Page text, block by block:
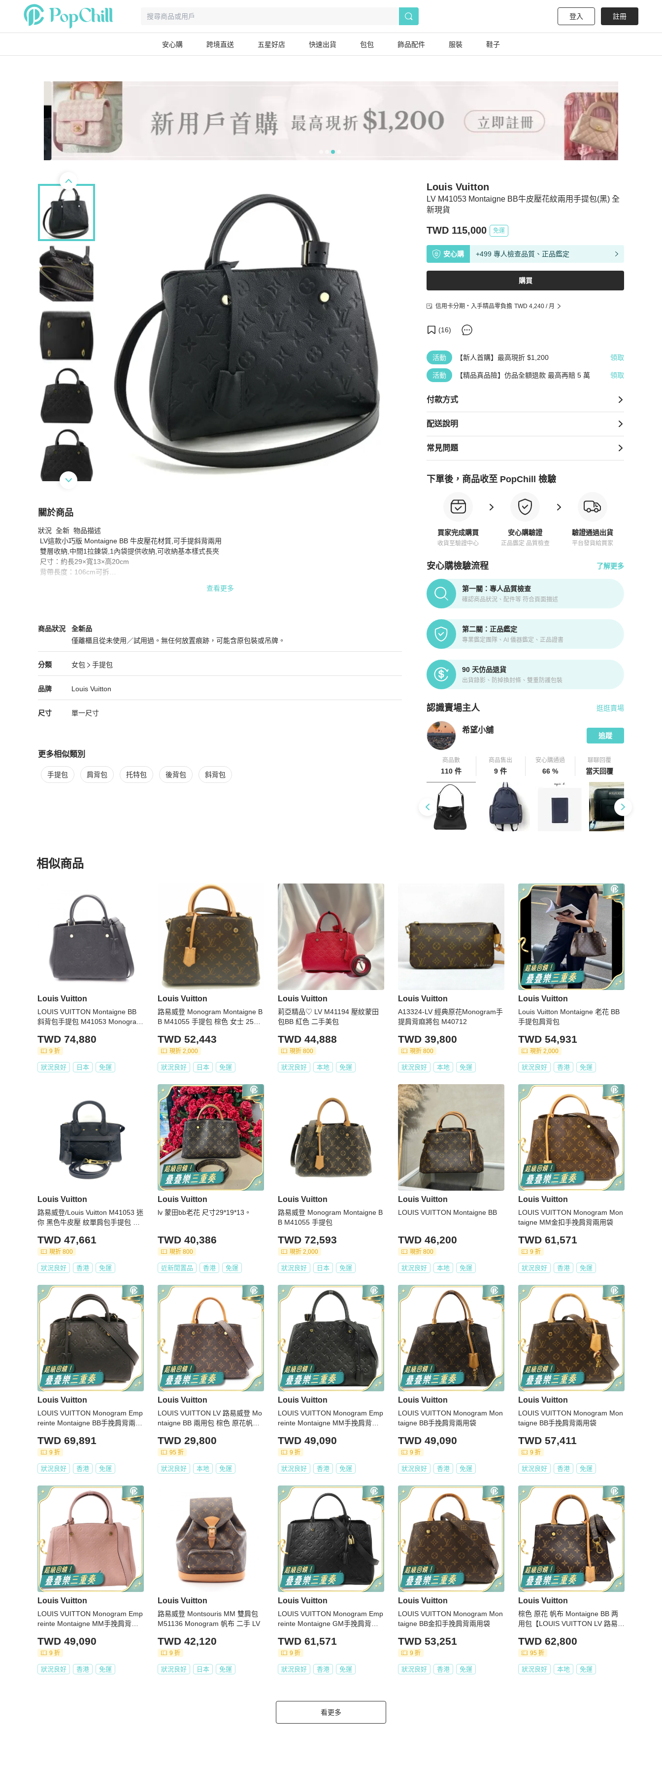
登入 註冊
安心購 跨境直送 五星好店 快速出貨 包包 飾品配件 服裝 鞋子
LV M41053 Montaigne BB牛皮壓花紋兩用手提包(黑) 全
新現貨
Louis Vuitton
TWD 115,000 免運
安心購 +499 專人檢查品質、正品鑑定
購買
信用卡分期・入手精品零負擔 TWD 4,240 / 月
(16)
活動 【新人首購】最高現折 $1,200 領取
活動 【精品真品險】仿品全額退款 最高再賠 5 萬 領取
付款方式
配送說明
常見問題
下單後，商品收至 PopChill 檢驗
買家完成購買
收貨至驗證中心
安心購驗證
正品鑑定 品質檢查
驗證通過出貨
平台發貨給買家
安心購檢驗流程 了解更多
PopChill拍拍圈正品驗證、安心購檢驗流程介紹
第一關：專人品質檢查
確認商品狀況、配件等 符合頁面描述
第二關：正品鑑定
專業鑑定團隊、AI 儀器鑑定、正品證書
90 天仿品退貨
出貨錄影、防掉換封條、雙重防護包裝
認識賣場主人
PopChill 拍拍圈嚴選賣家
逛逛賣場
希望小舖
追蹤
商品數
110 件
商品售出
9 件
安心購通過
66 %
聊聊回覆
當天回覆
關於商品
關於 LV M41053 Montaigne BB牛皮壓花紋兩用手提包(黑) 全新現貨
狀況  全新  物品描述
LV這款小巧版 Montaigne BB 牛皮壓花材質,可手提斜背兩用
雙層收納,中間1拉鍊袋,1內袋提供收納,可收納基本樣式長夾
尺寸：約長29×寬13×高20cm
背帶長度：106cm可拆
查看更多
商品狀況
Louis Vuitton女包商品狀態與細節
全新品
僅離櫃且從未使用／試用過。無任何放置痕跡，可能含原包裝或吊牌。
全新品
分類
Louis Vuitton女包 分類資訊
女包
手提包
女包/手提包推薦
品牌
Louis Vuitton精品女包品牌介紹
Louis Vuitton
Louis Vuitton推薦清單
尺寸 單一尺寸
更多相似類別
更多Louis Vuitton女包 相似商品推薦
手提包 肩背包 托特包 後背包 斜背包
相似商品
Louis Vuitton
LOUIS VUITTON Montaigne BB
斜背包手提包 M41053 Monogram
TWD 74,880
9 折
狀況良好 日本 免運
Louis Vuitton
路易威登 Monogram Montaigne B
B M41055 手提包 棕色 女士 2539
TWD 52,443
現折 2,000
狀況良好 日本 免運
Louis Vuitton
莉亞精品♡ LV M41194 壓紋蒙田
包BB 紅色 二手美包
TWD 44,888
現折 800
狀況良好 本地 免運
Louis Vuitton
A13324-LV 經典原花Monogram手
提肩背麻將包 M40712
TWD 39,800
現折 800
狀況良好 本地 免運
Louis Vuitton
Louis Vuitton Montaigne 老花 BB
手提包肩背包
TWD 54,931
現折 2,000
狀況良好 香港 免運
Louis Vuitton
路易威登/Louis Vuitton M41053 迷
你 黑色牛皮壓 紋單肩包手提包 金
TWD 47,661
現折 800
狀況良好 香港 免運
Louis Vuitton
lv 蒙田bb老花 尺寸29*19*13。
TWD 40,386
現折 800
近新閒置品 香港 免運
Louis Vuitton
路易威登 Monogram Montaigne B
B M41055 手提包
TWD 72,593
現折 2,000
狀況良好 日本 免運
Louis Vuitton
LOUIS VUITTON Montaigne BB
TWD 46,200
現折 800
狀況良好 本地 免運
Louis Vuitton
LOUIS VUITTON Monogram Mon
taigne MM金扣手挽肩背兩用袋
TWD 61,571
9 折
狀況良好 香港 免運
Louis Vuitton
LOUIS VUITTON Monogram Emp
reinte Montaigne BB手挽肩背兩用
TWD 69,891
9 折
狀況良好 香港 免運
Louis Vuitton
LOUIS VUITTON LV 路易威登 Mo
ntaigne BB 兩用包 棕色 原花帆布
TWD 29,800
95 折
狀況良好 本地 免運
Louis Vuitton
LOUIS VUITTON Monogram Emp
reinte Montaigne MM手挽肩背兩
TWD 49,090
9 折
狀況良好 香港 免運
Louis Vuitton
LOUIS VUITTON Monogram Mon
taigne BB手挽肩背兩用袋
TWD 49,090
9 折
狀況良好 香港 免運
Louis Vuitton
LOUIS VUITTON Monogram Mon
taigne BB手挽肩背兩用袋
TWD 57,411
9 折
狀況良好 香港 免運
Louis Vuitton
LOUIS VUITTON Monogram Emp
reinte Montaigne MM手挽肩背兩
TWD 49,090
9 折
狀況良好 香港 免運
Louis Vuitton
路易威登 Montsouris MM 雙肩包
M51136 Monogram 帆布 二手 LV
TWD 42,120
9 折
狀況良好 日本 免運
Louis Vuitton
LOUIS VUITTON Monogram Emp
reinte Montaigne GM手挽肩背兩
TWD 61,571
9 折
狀況良好 香港 免運
Louis Vuitton
LOUIS VUITTON Monogram Mon
taigne BB金扣手挽肩背兩用袋
TWD 53,251
9 折
狀況良好 香港 免運
Louis Vuitton
棕色 原花 帆布 Montaigne BB 两
用包【LOUIS VUITTON LV 路易威
TWD 62,800
95 折
狀況良好 本地 免運
看更多